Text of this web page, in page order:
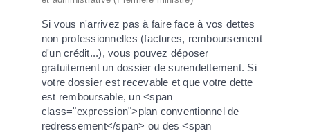
Si vous n'arrivez pas à faire face à vos dettes
non professionnelles (factures, remboursement
d'un crédit...), vous pouvez déposer
gratuitement un dossier de surendettement. Si
votre dossier est recevable et que votre dette
est remboursable, un <span
class="expression">plan conventionnel de
redressement</span> ou des <span